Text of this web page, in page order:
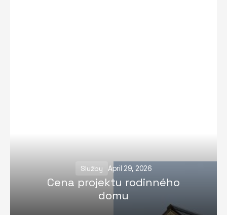
Služby April 29, 2026
Cena projektu rodinného
domu